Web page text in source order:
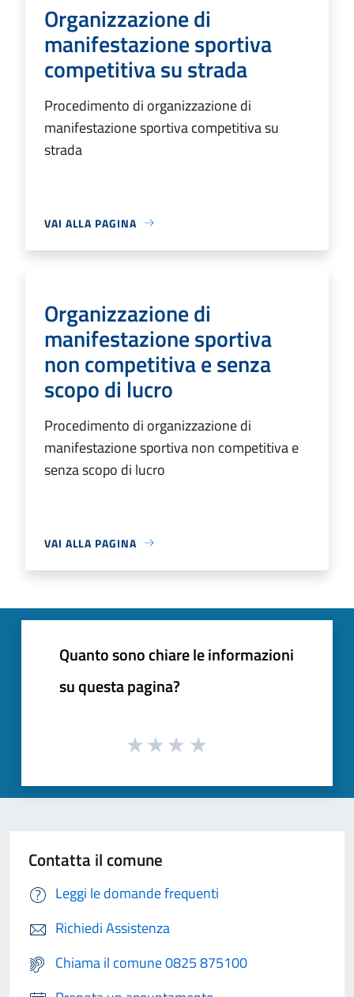
Organizzazione di
manifestazione sportiva
competitiva su strada
Procedimento di organizzazione di
manifestazione sportiva competitiva su
strada
VAI ALLA PAGINA
Organizzazione di
manifestazione sportiva
non competitiva e senza
scopo di lucro
Procedimento di organizzazione di
manifestazione sportiva non competitiva e
senza scopo di lucro
VAI ALLA PAGINA
Quanto sono chiare le informazioni
su questa pagina?
Contatta il comune
Leggi le domande frequenti
Richiedi Assistenza
Chiama il comune 0825 875100